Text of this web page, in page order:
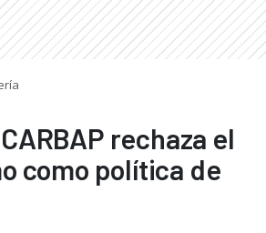
rechaza el
como política de